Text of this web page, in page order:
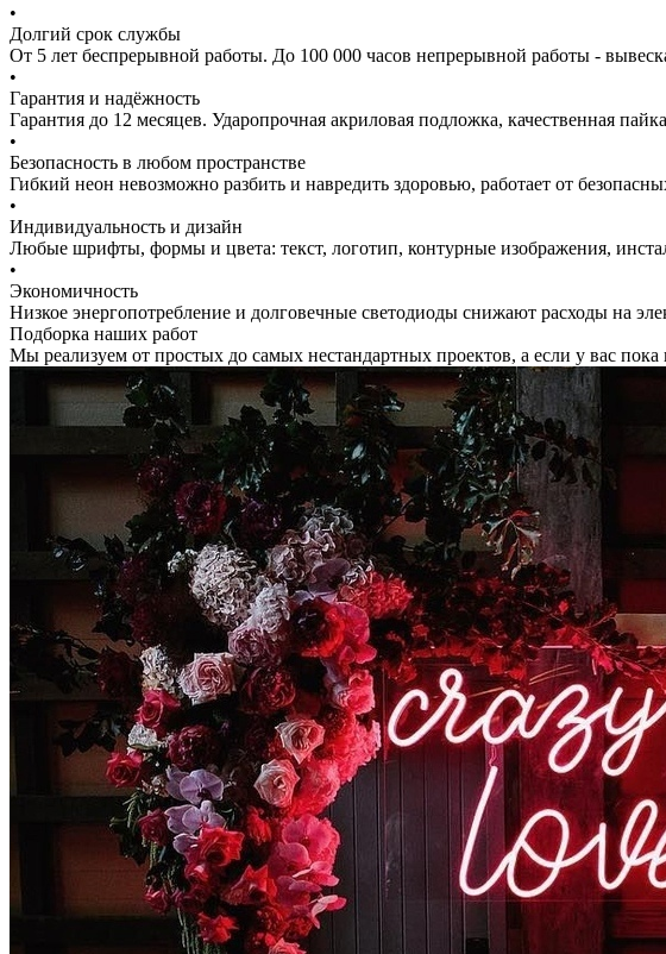
•
Долгий срок службы
От 5 лет беспрерывной работы. До 100 000 часов непрерывной работы -
•
Гарантия и надёжность
Гарантия до 12 месяцев. Ударопрочная акриловая подложка, качественная
•
Безопасность в любом пространстве
Гибкий неон невозможно разбить и навредить здоровью, работает от
•
Индивидуальность и дизайн
Любые шрифты, формы и цвета: текст, логотип, контурные изображения,
•
Экономичность
Низкое энергопотребление и долговечные светодиоды снижают расходы на
Подборка наших работ
Мы реализуем от простых до самых нестандартных проектов, а если у вас